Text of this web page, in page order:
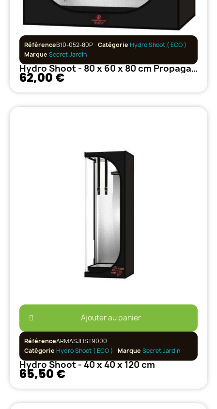
RéférenceB10-052-80P Catégorie Hydro Shoot ( ECO )
Marque Secret Jardin
Hydro Shoot - 80 x 60 x 80 cm Propagator
62,00 €
Ajouter au panier
RéférenceARMASJHST9000
Catégorie Hydro Shoot ( ECO ) Marque Secret Jardin
Hydro Shoot - 40 x 40 x 120 cm
65,50 €